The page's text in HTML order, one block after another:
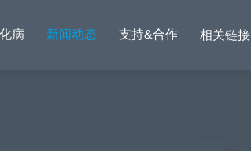
病 新闻动态 支持&合作 相关链接